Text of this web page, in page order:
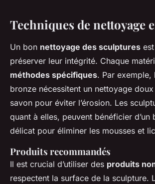
Techniques de nettoyage
Un bon nettoyage des sculptures
préserver leur intégrité. Chaque
méthodes spécifiques. Par
bronze nécessitent un nettoyage doux
savon pour éviter l’érosion. Les
quant à elles, peuvent bénéficier d’un
délicat pour éliminer les mousses et
Produits recommandés
Il est crucial d’utiliser des produits
respectent la surface de la sculpture.